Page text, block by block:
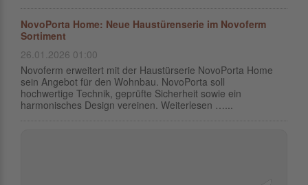
NovoPorta Home: Neue Haustürenserie im Novoferm
Sortiment
26.01.2026 01:00
Novoferm erweitert mit der Haustürserie NovoPorta Home
sein Angebot für den Wohnbau. NovoPorta soll
hochwertige Technik, geprüfte Sicherheit sowie ein
harmonisches Design vereinen. Weiterlesen …...